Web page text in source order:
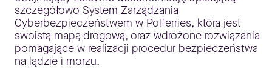
szczegółowo System Zarządzania
Cyberbezpieczeństwem w Polferries, która jest
swoistą mapą drogową, oraz wdrożone rozwiązania
pomagające w realizacji procedur bezpieczeństwa
na lądzie i morzu.